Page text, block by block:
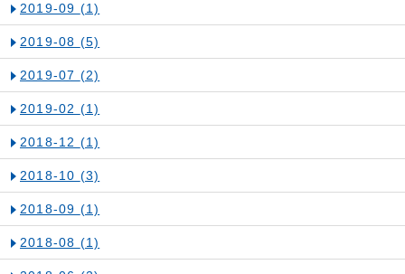
2019-09 (1)
2019-08 (5)
2019-07 (2)
2019-02 (1)
2018-12 (1)
2018-10 (3)
2018-09 (1)
2018-08 (1)